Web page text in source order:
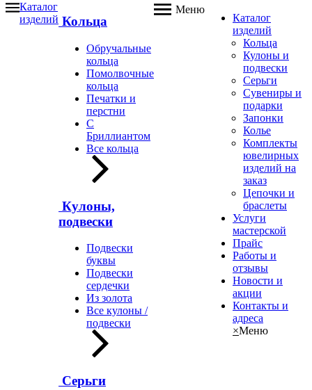
Каталог
изделий Кольца
Обручальные
кольца
Помолвочные
кольца
Печатки и
перстни
С
Бриллиантом
Все кольца
Кулоны,
подвески
Подвески
буквы
Подвески
сердечки
Из золота
Все кулоны /
подвески
Серьги
Меню
Каталог
изделий
Кольца
Кулоны и
подвески
Серьги
Сувениры и
подарки
Запонки
Колье
Комплекты
ювелирных
изделий на
заказ
Цепочки и
браслеты
Услуги
мастерской
Прайс
Работы и
отзывы
Новости и
акции
Контакты и
адреса
×Меню